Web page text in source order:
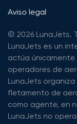
Aviso legal
© 2026 LunaJets.
LunaJets es un
actúa
operadores de
LunaJets
fletamento de
como agente, en
LunaJets no